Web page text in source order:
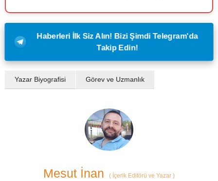
Haberleri İlk Siz Alın! Bizi Şimdi Telegram'da
Takip Edin!
Yazar Biyografisi Görev ve Uzmanlık
Mesut İnan ( İçerik Editörü ve Yazar )